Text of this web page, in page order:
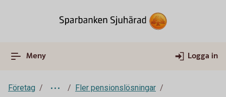
Meny Logga in
Företag
Fler pensionslösningar